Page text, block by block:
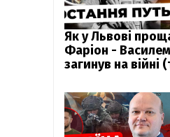
Як у Львові
Фаріон -
загинув на війні